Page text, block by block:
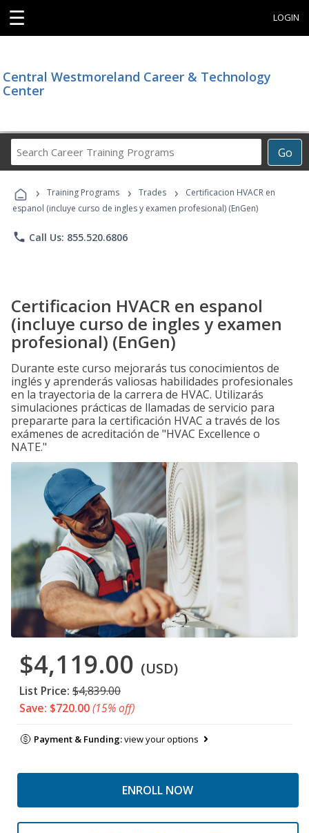
☰ LOGIN
Central Westmoreland Career & Technology
Center
Go
Career
Programs
› Training Programs › Trades ›
Certificacion HVACR en
espanol (incluye curso de ingles y examen profesional) (EnGen)
phone Call Us: 855.520.6806
Certificacion HVACR en espanol
(incluye curso de ingles y examen
profesional) (EnGen)
Durante este curso mejorarás tus conocimientos de
inglés y aprenderás valiosas habilidades profesionales
en la trayectoria de la carrera de HVAC. Utilizarás
simulaciones prácticas de llamadas de servicio para
prepararte para la certificación HVAC a través de los
exámenes de acreditación de "HVAC Excellence o
NATE."
$4,119.00 (USD)
List Price: $4,839.00
Save: $720.00(15% off)
Payment & Funding:view your options
ENROLL NOW